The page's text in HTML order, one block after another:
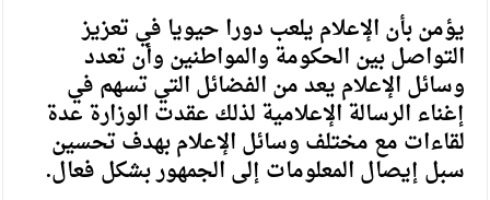
يؤمن بأن الإعلام يلعب دورا حيويا في تعزيز
التواصل بين الحكومة والمواطنين وأن تعدد
وسائل الإعلام يعد من الفضائل التي تسهم في
إغناء الرسالة الإعلامية لذلك عقدت الوزارة عدة
لقاءات مع مختلف وسائل الإعلام بهدف تحسين
سبل إيصال المعلومات إلى الجمهور بشكل فعال.